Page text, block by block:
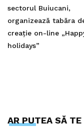
sectorul Buiucani,
organizează tabăra
creație on-line
holidays”
AR PUTEA SĂ TE